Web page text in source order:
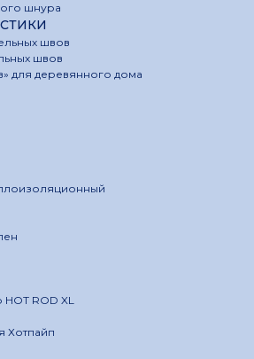
шнура
швов
швов
для деревянного дома
ROD XL
Хотпайп